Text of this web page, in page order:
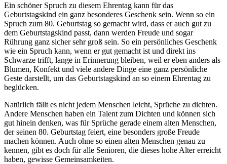
Ein schöner Spruch zu diesem Ehrentag kann für das
Geburtstagskind ein ganz besonderes Geschenk sein. Wenn so ein
Spruch zum 80. Geburtstag so gemacht wird, dass er auch gut zu
dem Geburtstagskind passt, dann werden Freude und sogar
Rührung ganz sicher sehr groß sein. So ein persönliches Geschenk
wie ein Spruch kann, wenn er gut gemacht ist und direkt ins
Schwarze trifft, lange in Erinnerung bleiben, weil er eben anders als
Blumen, Konfekt und viele andere Dinge eine ganz persönliche
Geste darstellt, um das Geburtstagskind an so einem Ehrentag zu
beglücken.
Natürlich fällt es nicht jedem Menschen leicht, Sprüche zu dichten.
Andere Menschen haben ein Talent zum Dichten und können sich
gut hinein denken, was für Sprüche gerade einem alten Menschen,
der seinen 80. Geburtstag feiert, eine besonders große Freude
machen können. Auch ohne so einen alten Menschen genau zu
kennen, gibt es doch für alle Senioren, die dieses hohe Alter erreicht
haben, gewisse Gemeinsamkeiten.